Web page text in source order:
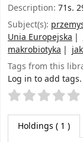
Description: 71s.
Subject(s):
Unia Europejska
makrobiotyka
Tags from this
Log in to add tags.
Star ratings
Holdings ( 1 )